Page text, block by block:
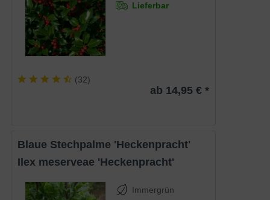
Lieferbar
(32)
ab 14,95 € *
Blaue Stechpalme 'Heckenpracht'
Ilex meserveae 'Heckenpracht'
Immergrün